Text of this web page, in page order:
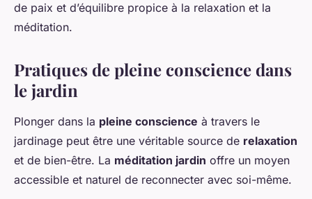
de paix et d’équilibre propice à la relaxation et la
méditation.
Pratiques de pleine conscience dans
le jardin
Plonger dans la pleine conscience à travers le
jardinage peut être une véritable source de relaxation
et de bien-être. La méditation jardin offre un moyen
accessible et naturel de reconnecter avec soi-même.